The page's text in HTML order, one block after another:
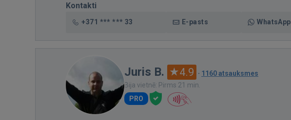
Kontakti
+371 *** *** 33 E-pasts WhatsApp
Juris B. 4.9 · 1160 atsauksmes
Bija vietnē: Pirms 21 min.
PRO